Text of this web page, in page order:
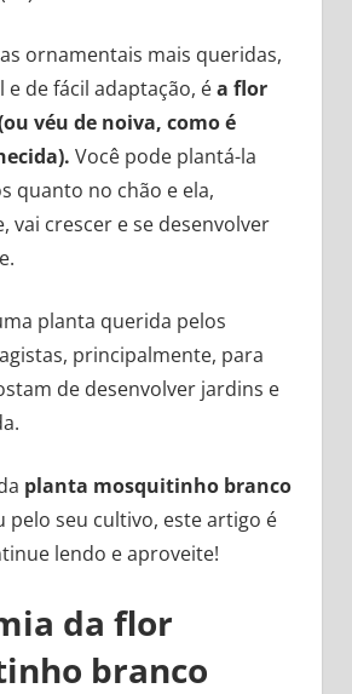
ornamentais mais queridas,
de fácil adaptação, éa flor
véu de noiva, como é
Você pode plantá-la
quanto no chão e ela,
vai crescer e se desenvolver
planta querida pelos
principalmente, para
de desenvolver jardins e
planta mosquitinho branco
pelo seu cultivo, este artigo é
lendo e aproveite!
da flor
branco